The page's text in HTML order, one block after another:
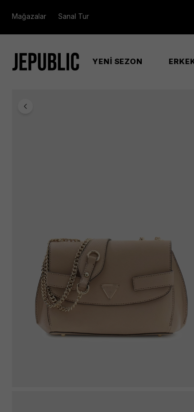
Mağazalar Sanal Tur
YENİ SEZON
Serenova Cnvrtble Xbody
Kadın
Anasayfa